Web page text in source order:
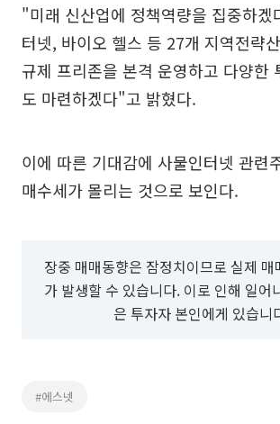
"미래 신산업에 정책역량을 집중하
터넷, 바이오 헬스 등 27개 지역전략
규제 프리존을 본격 운영하고 다양한
도 마련하겠다"고 밝혔다.
이에 따른 기대감에 사물인터넷 관련
매수세가 몰리는 것으로 보인다.
장중 매매동향은 잠정치이므로 실제 매
가 발생할 수 있습니다. 이로 인해 일어
은 투자자 본인에게 있습니
#에스넷